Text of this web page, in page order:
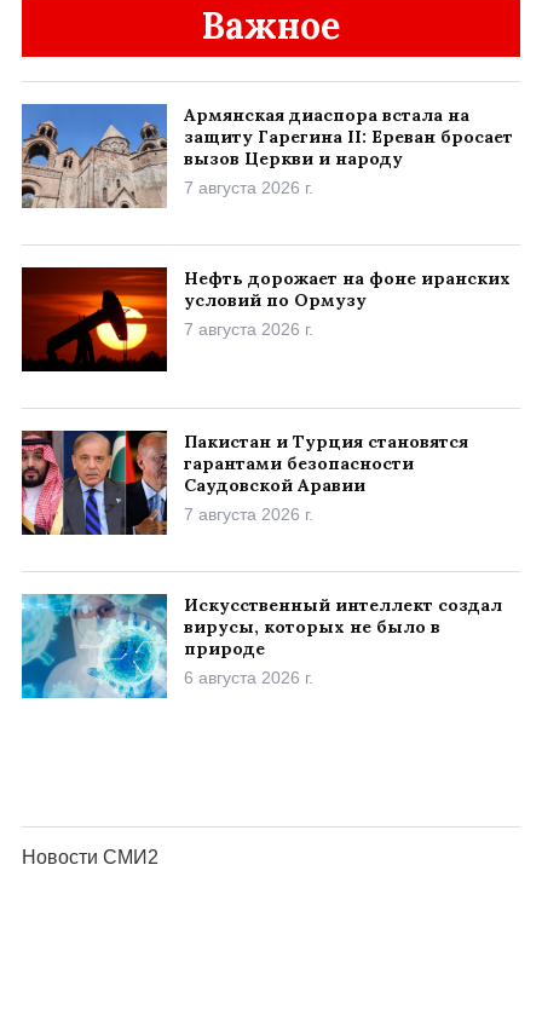
Важное
Армянская диаспора встала на
защиту Гарегина II: Ереван бросает
вызов Церкви и народу
7 августа 2026 г.
Нефть дорожает на фоне иранских
условий по Ормузу
7 августа 2026 г.
Пакистан и Турция становятся
гарантами безопасности
Саудовской Аравии
7 августа 2026 г.
Искусственный интеллект создал
вирусы, которых не было в
природе
6 августа 2026 г.